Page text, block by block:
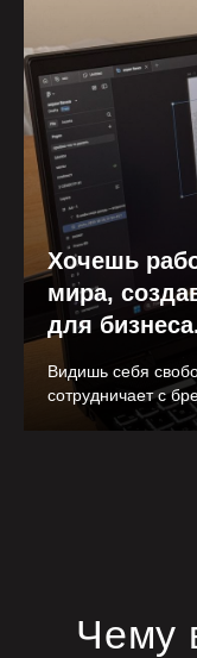
Хочешь
мира,
для
Видишь себя
сотрудничает с
Чему